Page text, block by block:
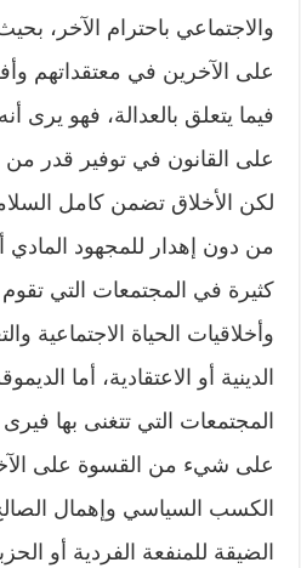
والاجتماعي باحترام الآخر،
على الآخرين في معتقداتهم
فيما يتعلق بالعدالة، فهو يرى
على القانون في توفير قدر من
لكن الأخلاق تضمن كامل
من دون إهدار للمجهود المادي
كثيرة في المجتمعات التي
وأخلاقيات الحياة الاجتماعية
الدينية أو الاعتقادية، أما
المجتمعات التي تتغنى بها
على شيء من القسوة على
الكسب السياسي وإهمال
الضيقة للمنفعة الفردية أو